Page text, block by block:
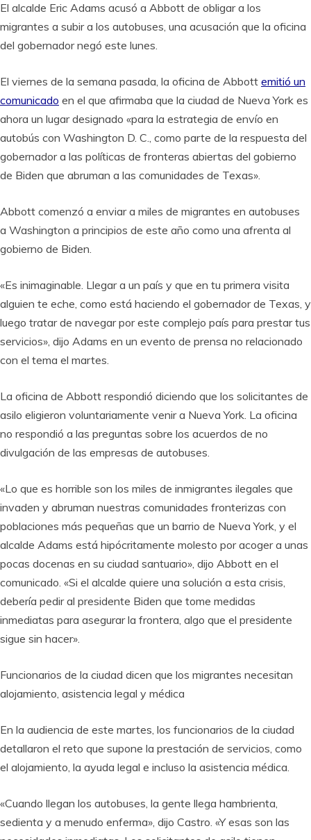
El alcalde Eric Adams acusó a Abbott de obligar a los
migrantes a subir a los autobuses, una acusación que la oficina
del gobernador negó este lunes.
El viernes de la semana pasada, la oficina de Abbott emitió un
comunicado en el que afirmaba que la ciudad de Nueva York es
ahora un lugar designado «para la estrategia de envío en
autobús con Washington D. C., como parte de la respuesta del
gobernador a las políticas de fronteras abiertas del gobierno
de Biden que abruman a las comunidades de Texas».
Abbott comenzó a enviar a miles de migrantes en autobuses
a Washington a principios de este año como una afrenta al
gobierno de Biden.
«Es inimaginable. Llegar a un país y que en tu primera visita
alguien te eche, como está haciendo el gobernador de Texas, y
luego tratar de navegar por este complejo país para prestar tus
servicios», dijo Adams en un evento de prensa no relacionado
con el tema el martes.
La oficina de Abbott respondió diciendo que los solicitantes de
asilo eligieron voluntariamente venir a Nueva York. La oficina
no respondió a las preguntas sobre los acuerdos de no
divulgación de las empresas de autobuses.
«Lo que es horrible son los miles de inmigrantes ilegales que
invaden y abruman nuestras comunidades fronterizas con
poblaciones más pequeñas que un barrio de Nueva York, y el
alcalde Adams está hipócritamente molesto por acoger a unas
pocas docenas en su ciudad santuario», dijo Abbott en el
comunicado. «Si el alcalde quiere una solución a esta crisis,
debería pedir al presidente Biden que tome medidas
inmediatas para asegurar la frontera, algo que el presidente
sigue sin hacer».
Funcionarios de la ciudad dicen que los migrantes necesitan
alojamiento, asistencia legal y médica
En la audiencia de este martes, los funcionarios de la ciudad
detallaron el reto que supone la prestación de servicios, como
el alojamiento, la ayuda legal e incluso la asistencia médica.
«Cuando llegan los autobuses, la gente llega hambrienta,
sedienta y a menudo enferma», dijo Castro. «Y esas son las